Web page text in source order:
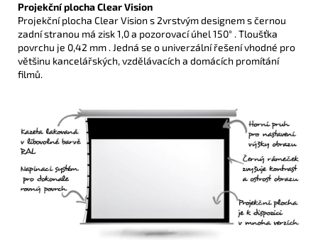
Projekční plocha Clear Vision
Projekční plocha Clear Vision s 2vrstvým designem s černou
zadní stranou má zisk 1,0 a pozorovací úhel 150° . Tloušťka
povrchu je 0,42 mm . Jedná se o univerzální řešení vhodné pro
většinu kancelářských, vzdělávacích a domácích promítání
filmů.